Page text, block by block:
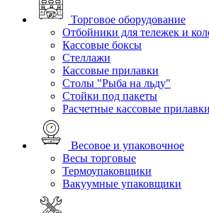
Торговое оборудование
Отбойники для тележек и
Кассовые боксы
Стеллажи
Кассовые прилавки
Столы "Рыба на льду"
Стойки под пакеты
Расчетные кассовые прилавки
Весовое и упаковочное
Весы торговые
Термоупаковщики
Вакуумные упаковщики